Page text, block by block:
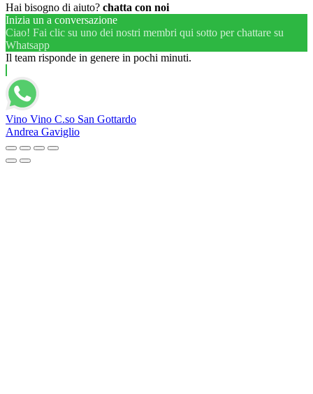
Hai bisogno di aiuto? chatta con noi
Inizia un a conversazione
Ciao! Fai clic su uno dei nostri membri qui sotto per chattare su
Whatsapp
Il team risponde in genere in pochi minuti.
Vino Vino C.so San Gottardo
Andrea Gaviglio